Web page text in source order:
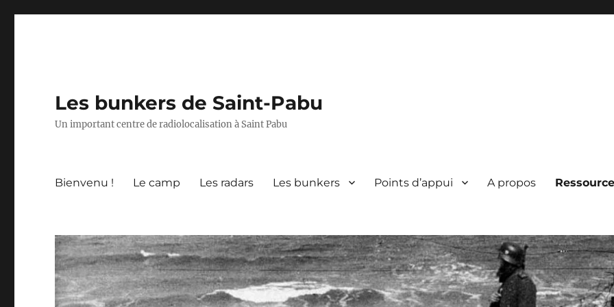
Les bunkers de Saint-Pabu
Un important centre de radiolocalisation à Saint Pabu
Bienvenu ! Le camp Les radars Les bunkers Points d’appui A propos